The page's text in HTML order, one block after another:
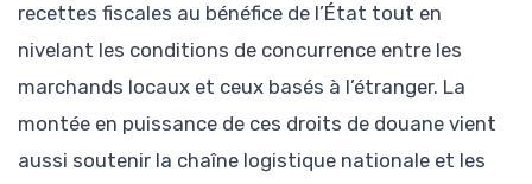
recettes fiscales au bénéfice de l’État tout en
nivelant les conditions de concurrence entre les
marchands locaux et ceux basés à l’étranger. La
montée en puissance de ces droits de douane vient
aussi soutenir la chaîne logistique nationale et les